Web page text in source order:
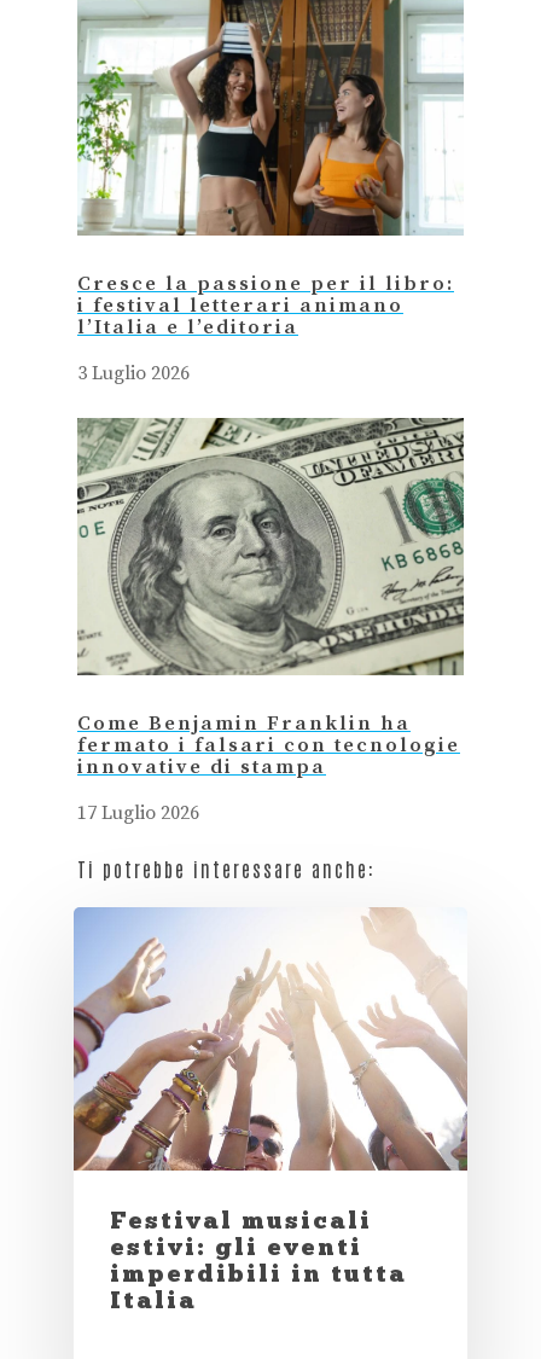
Cresce la passione per il libro:
i festival letterari animano
l’Italia e l’editoria
3 Luglio 2026
Come Benjamin Franklin ha
fermato i falsari con tecnologie
innovative di stampa
17 Luglio 2026
Ti potrebbe interessare anche:
Festival musicali
estivi: gli eventi
imperdibili in tutta
Italia